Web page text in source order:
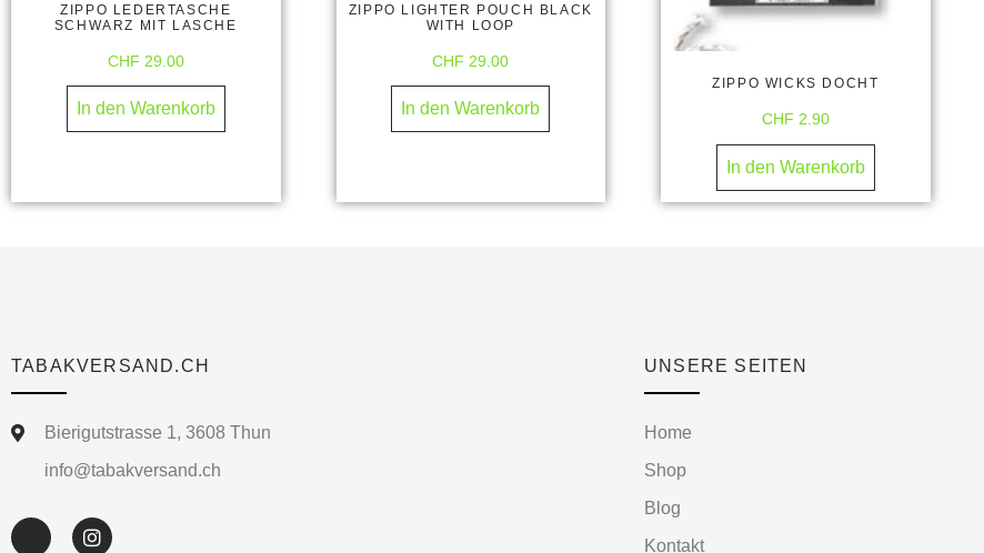
ZIPPO LEDERTASCHE
SCHWARZ MIT LASCHE
CHF 29.00
In den Warenkorb
ZIPPO LIGHTER POUCH BLACK
WITH LOOP
CHF 29.00
In den Warenkorb
ZIPPO WICKS DOCHT
CHF 2.90
In den Warenkorb
TABAKVERSAND.CH
Bierigutstrasse 1, 3608 Thun
info@tabakversand.ch
UNSERE SEITEN
Home
Shop
Blog
Kontakt